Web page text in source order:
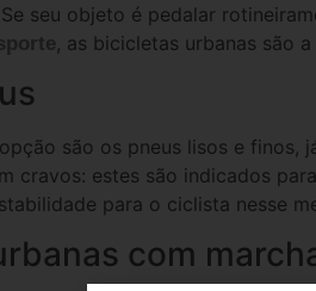
seu objeto é pedalar
, as bicicletas urbanas são
são os pneus lisos e finos,
cravos: estes são indicados para
para o ciclista nesse
com